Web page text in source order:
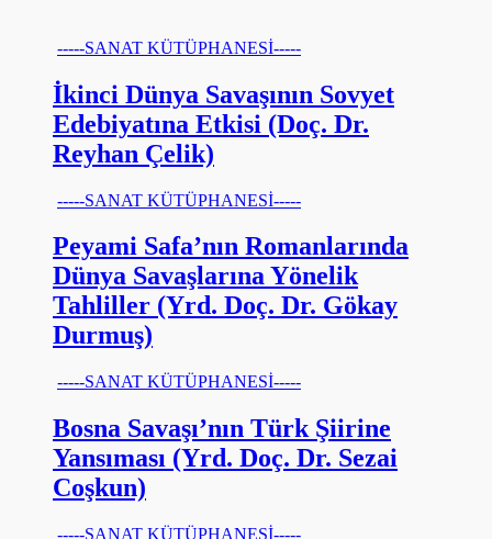
-----SANAT KÜTÜPHANESİ-----
İkinci Dünya Savaşının Sovyet
Edebiyatına Etkisi (Doç. Dr.
Reyhan Çelik)
-----SANAT KÜTÜPHANESİ-----
Peyami Safa’nın Romanlarında
Dünya Savaşlarına Yönelik
Tahliller (Yrd. Doç. Dr. Gökay
Durmuş)
-----SANAT KÜTÜPHANESİ-----
Bosna Savaşı’nın Türk Şiirine
Yansıması (Yrd. Doç. Dr. Sezai
Coşkun)
-----SANAT KÜTÜPHANESİ-----